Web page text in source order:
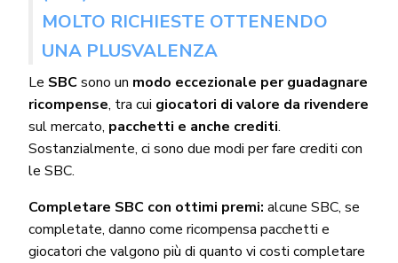
MOLTO RICHIESTE OTTENENDO
UNA PLUSVALENZA
Le SBCsono un modo eccezionale per guadagnare
ricompense, tra cui giocatori di valore da rivendere
sul mercato, pacchetti e anche crediti.
Sostanzialmente, ci sono due modi per fare crediti con
le SBC.
Completare SBC con ottimi premi: alcune SBC, se
completate, danno come ricompensa pacchetti e
giocatori che valgono più di quanto vi costi completare